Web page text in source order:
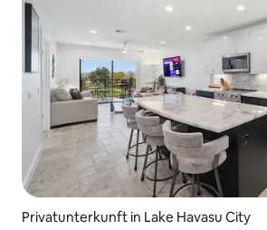
Privatunterkunft in Lake Havasu City